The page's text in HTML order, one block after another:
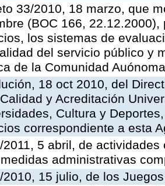
33/2010, 18 marzo, que
(BOC 166,
los sistemas de
del servicio público y
de la Comunidad
18 oct 2010, del
y Acreditación
Cultura y
correspondiente a esta
2011, 5 abril, de
administrativas
2010, 15 julio, de los